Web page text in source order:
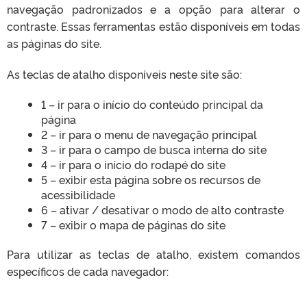
navegação padronizados e a opção para alterar o
contraste. Essas ferramentas estão disponíveis em todas
as páginas do site.
As teclas de atalho disponíveis neste site são:
1 – ir para o início do conteúdo principal da
página
2 – ir para o menu de navegação principal
3 – ir para o campo de busca interna do site
4 – ir para o início do rodapé do site
5 – exibir esta página sobre os recursos de
acessibilidade
6 – ativar / desativar o modo de alto contraste
7 – exibir o mapa de páginas do site
Para utilizar as teclas de atalho, existem comandos
específicos de cada navegador: